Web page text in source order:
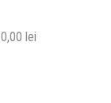
0,00 lei